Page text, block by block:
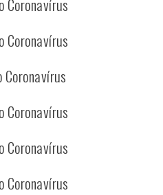
Coronavírus
Coronavírus
Coronavírus
Coronavírus
Coronavírus